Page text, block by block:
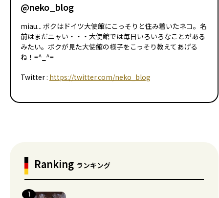
@neko_blog
miau... ボクはドイツ大使館にこっそりと住み着いたネコ。名
前はまだニャい・・・大使館では毎日いろいろなことがある
みたい。ボクが見た大使館の様子をこっそり教えてあげる
ね！=^_^=
Twitter : https://twitter.com/neko_blog
Ranking ランキング